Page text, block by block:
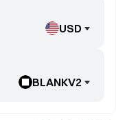
BLANKV2
USD